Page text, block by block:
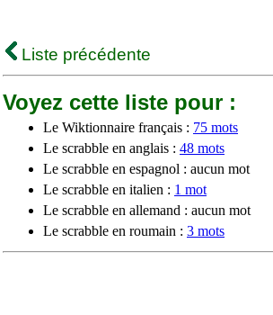
Liste précédente
Voyez cette liste pour :
Le Wiktionnaire français : 75 mots
Le scrabble en anglais : 48 mots
Le scrabble en espagnol : aucun mot
Le scrabble en italien : 1 mot
Le scrabble en allemand : aucun mot
Le scrabble en roumain : 3 mots